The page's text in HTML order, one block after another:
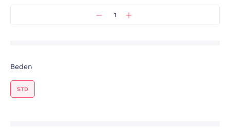
Beden
STD